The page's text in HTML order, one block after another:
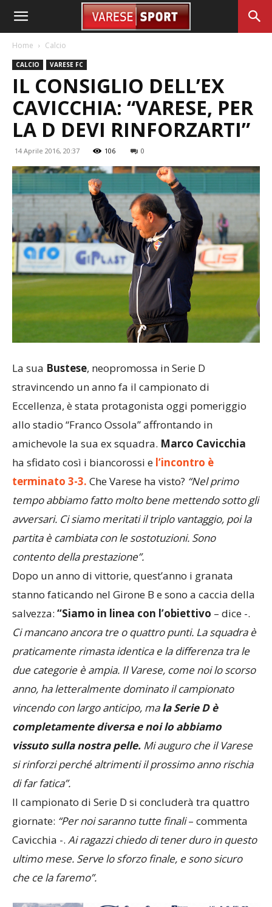
Home Calcio
CALCIO VARESE FC
IL CONSIGLIO DELL’EX
CAVICCHIA: “VARESE, PER
LA D DEVI RINFORZARTI”
14 Aprile 2016, 20:37 106 0
La sua Bustese, neopromossa in Serie D
stravincendo un anno fa il campionato di
Eccellenza, è stata protagonista oggi pomeriggio
allo stadio “Franco Ossola” affrontando in
amichevole la sua ex squadra. Marco Cavicchia
ha sfidato così i biancorossi e l’incontro è
terminato 3-3. Che Varese ha visto? “Nel primo
tempo abbiamo fatto molto bene mettendo sotto gli
avversari. Ci siamo meritati il triplo vantaggio, poi la
partita è cambiata con le sostotuzioni. Sono
contento della prestazione”.
Dopo un anno di vittorie, quest’anno i granata
stanno faticando nel Girone B e sono a caccia della
salvezza: “Siamo in linea con l’obiettivo – dice -.
Ci mancano ancora tre o quattro punti. La squadra è
praticamente rimasta identica e la differenza tra le
due categorie è ampia. Il Varese, come noi lo scorso
anno, ha letteralmente dominato il campionato
vincendo con largo anticipo, mala Serie D è
completamente diversa e noi lo abbiamo
vissuto sulla nostra pelle. Mi auguro che il Varese
si rinforzi perché altrimenti il prossimo anno rischia
di far fatica”.
Il campionato di Serie D si concluderà tra quattro
giornate: “Per noi saranno tutte finali– commenta
Cavicchia -. Ai ragazzi chiedo di tener duro in questo
ultimo mese. Serve lo sforzo finale, e sono sicuro
che ce la faremo”.